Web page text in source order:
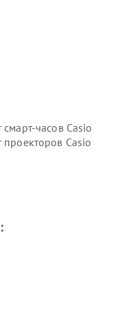
смарт-часов Casio
проекторов Casio